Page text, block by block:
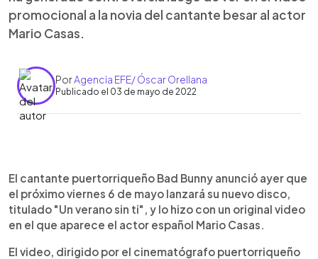
promocional a la novia del cantante besar al actor
Mario Casas.
PorAgencia EFE/ Óscar Orellana
Publicado el 03 de mayo de 2022
Escuchar artículo
El cantante puertorriqueño Bad Bunny anunció ayer que
el próximo viernes 6 de mayo lanzará su nuevo disco,
titulado "Un verano sin ti", y lo hizo con un original video
en el que aparece el actor español Mario Casas.
El video, dirigido por el cinematógrafo puertorriqueño